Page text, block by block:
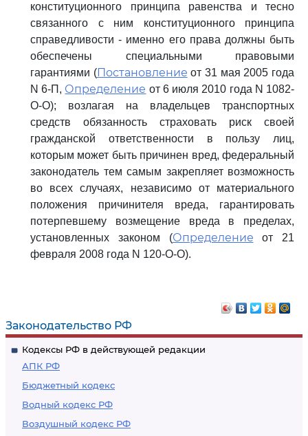
Законодательство РФ
Кодексы РФ в действующей редакции
АПК РФ
Бюджетный кодекс
Водный кодекс РФ
Воздушный кодекс РФ
конституционного принципа равенства и тесно
связанного с ним конституционного принципа
справедливости - именно его права должны быть
обеспечены специальными правовыми
гарантиями (Постановление от 31 мая 2005 года
N 6-П, Определение от 6 июля 2010 года N 1082-
О-О); возлагая на владельцев транспортных
средств обязанность страховать риск своей
гражданской ответственности в пользу лиц,
которым может быть причинен вред, федеральный
законодатель тем самым закрепляет возможность
во всех случаях, независимо от материального
положения причинителя вреда, гарантировать
потерпевшему возмещение вреда в пределах,
установленных законом (Определение от 21
февраля 2008 года N 120-О-О).